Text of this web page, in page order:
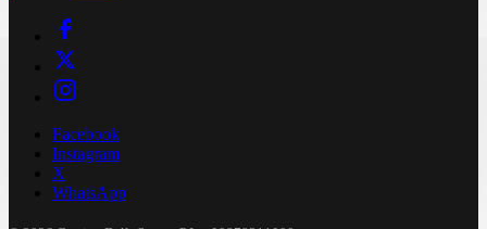
Facebook
Instagram
X
WhatsApp